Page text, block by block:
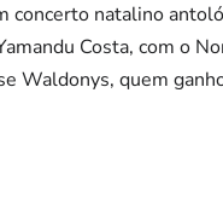
concerto natalino
Costa, com o
Waldonys, quem